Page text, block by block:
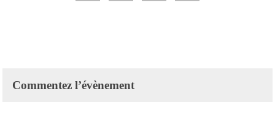
Commentez l’évènement